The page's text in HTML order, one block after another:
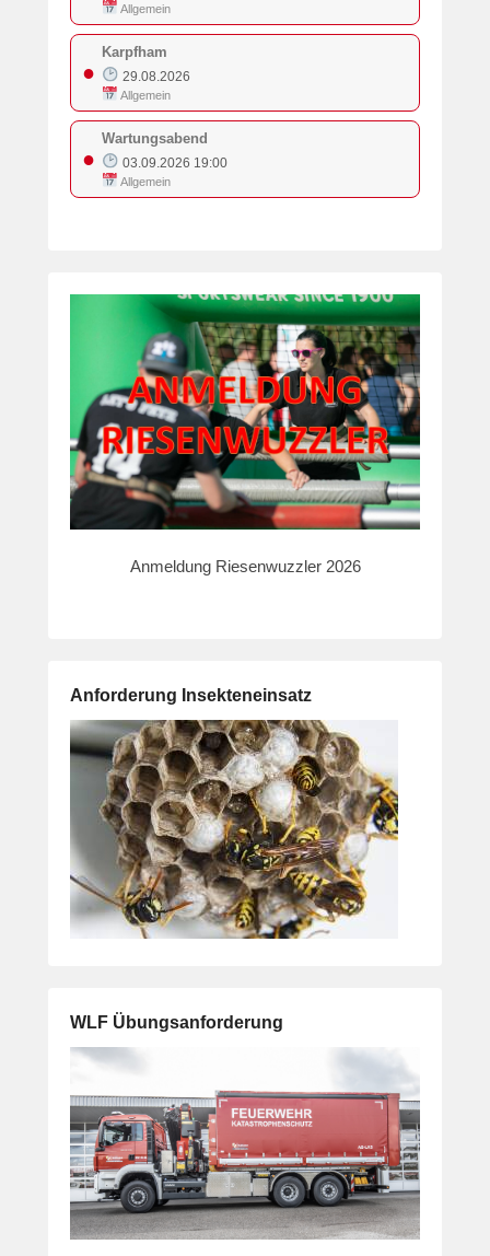
Allgemein
●
Karpfham
29.08.2026
Allgemein
●
Wartungsabend
03.09.2026 19:00
Allgemein
Anmeldung Riesenwuzzler 2026
Anforderung Insekteneinsatz
WLF Übungsanforderung